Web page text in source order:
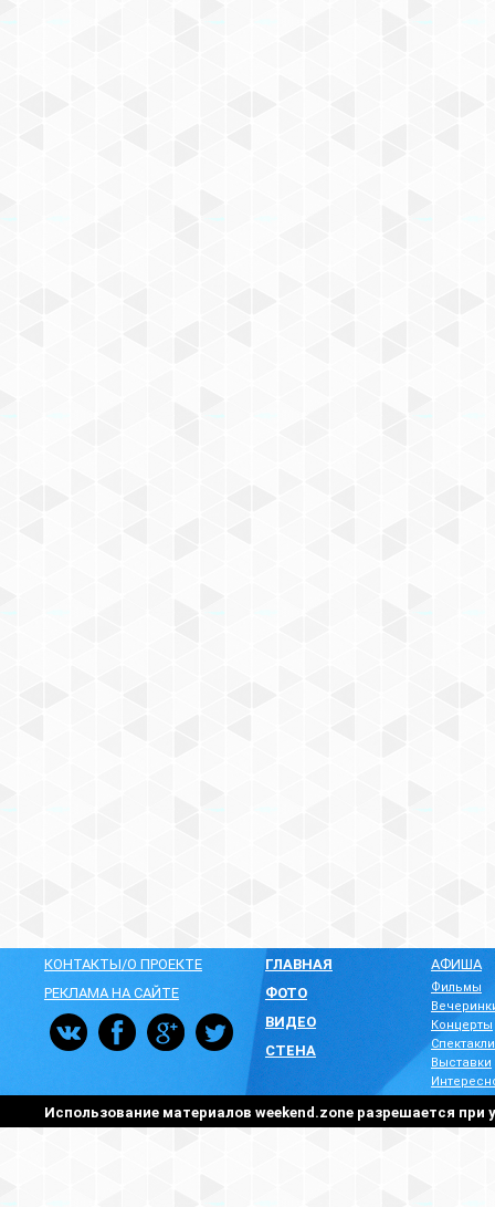
КОНТАКТЫ/О ПРОЕКТЕ
РЕКЛАМА НА САЙТЕ
ГЛАВНАЯ
ФОТО
ВИДЕО
СТЕНА
АФИША
Фильмы
Концерты
Спектакли
Выставки
Использование материалов weekend.zone разрешается